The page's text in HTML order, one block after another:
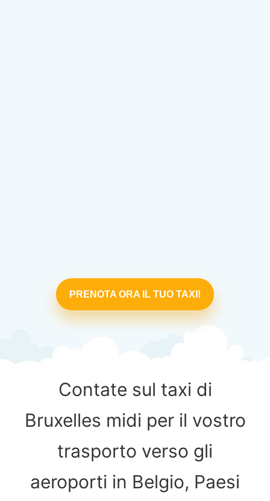
PRENOTA ORA IL TUO TAXI!
Contate sul taxi di
Bruxelles midi per il vostro
trasporto verso gli
aeroporti in Belgio, Paesi